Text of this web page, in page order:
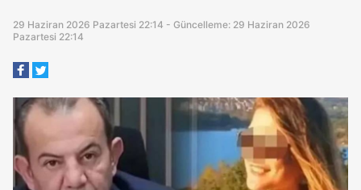
29 Haziran 2026 Pazartesi 22:14 - Güncelleme: 29 Haziran 2026
Pazartesi 22:14